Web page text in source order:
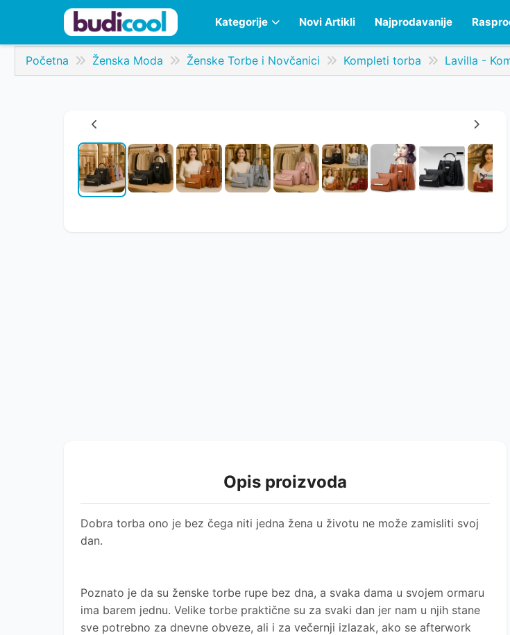
Kategorije Novi Artikli Najprodavanije
Početna Ženska Moda Ženske Torbe i Novčanici Kompleti torba Lavilla -
Opis proizvoda
Dobra torba ono je bez čega niti jedna žena u životu ne može zamisliti svoj
dan.
Poznato je da su ženske torbe rupe bez dna, a svaka dama u svojem ormaru
ima barem jednu. Velike torbe praktične su za svaki dan jer nam u njih stane
sve potrebno za dnevne obveze, ali i za večernji izlazak, ako se afterwork